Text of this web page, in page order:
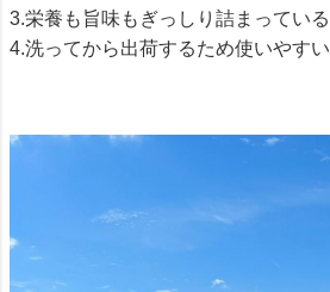
3.栄養も旨味もぎっしり詰まっている
4.洗ってから出荷するため使いやすい